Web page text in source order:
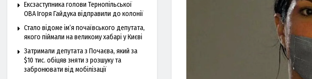
Ексзаступника голови Тернопільської
ОВА Ігоря Гайдука відправили до колонії
Стало відоме ім’я почаївського депутата,
якого піймали на великому хабарі у Києві
Затримали депутата з Почаєва, який за
$10 тис. обіцяв зняти з розшуку та
забронювати від мобілізації